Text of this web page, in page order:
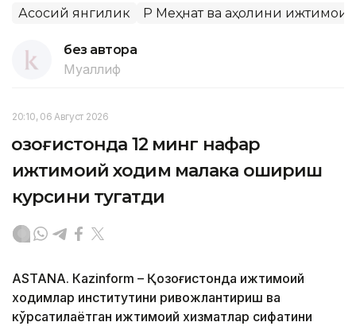
Асосий янгилик ҚР Меҳнат ва аҳолини
без автора
Муаллиф
20:10, 06 Август 2026
Қозоғистонда 12 минг нафар
ижтимоий ходим малака ошириш
курсини тугатди
ASTANА. Кazinform – Қозоғистонда ижтимоий
ходимлар институтини ривожлантириш ва
кўрсатилаётган ижтимоий хизматлар сифатини